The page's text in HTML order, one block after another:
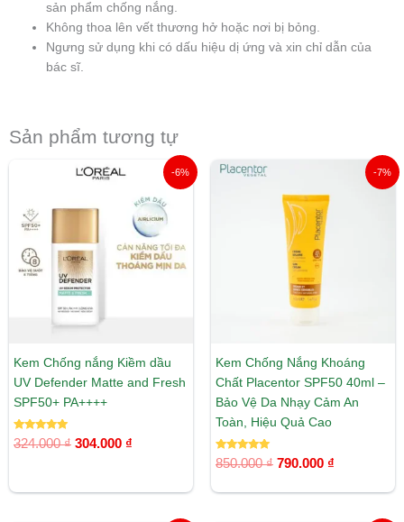
sản phẩm chống nắng.
Không thoa lên vết thương hở hoặc nơi bị bỏng.
Ngưng sử dụng khi có dấu hiệu dị ứng và xin chỉ dẫn của
bác sĩ.
Sản phẩm tương tự
-6%
Kem Chống nắng Kiềm dầu
UV Defender Matte and Fresh
SPF50+ PA++++
Được xếp
hạng
324.000₫
Giá
gốc
324.000 ₫.
304.000 ₫
tại
là:
304.000 ₫.
-7%
Kem Chống Nắng Khoáng
Chất Placentor SPF50 40ml –
Bảo Vệ Da Nhạy Cảm An
Toàn, Hiệu Quả Cao
Được xếp
hạng
850.000₫
là:
850.000 ₫.
790.000 ₫